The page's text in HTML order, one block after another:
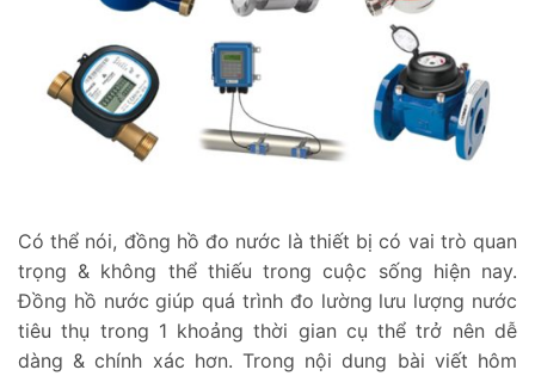
Có thể nói, đồng hồ đo nước là thiết bị có vai trò quan
trọng & không thể thiếu trong cuộc sống hiện nay.
Đồng hồ nước giúp quá trình đo lường lưu lượng nước
tiêu thụ trong 1 khoảng thời gian cụ thể trở nên dễ
dàng & chính xác hơn. Trong nội dung bài viết hôm